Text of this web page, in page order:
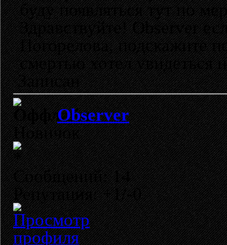
буду появляться тут по
Здравствуйте! Observer
Погорелова, подскажите
смертью хотел увидеться
Записан
Observer
Новичок
Сообщений: 14
Репутация: +1/-0